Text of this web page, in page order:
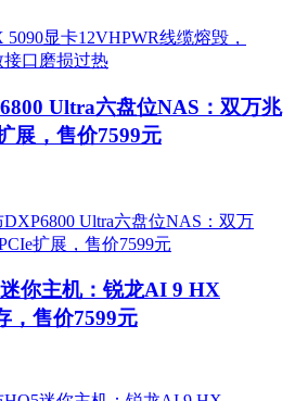
Ultra六盘位NAS：双万兆
展，售价7599元
你主机：锐龙AI 9 HX
，售价7599元